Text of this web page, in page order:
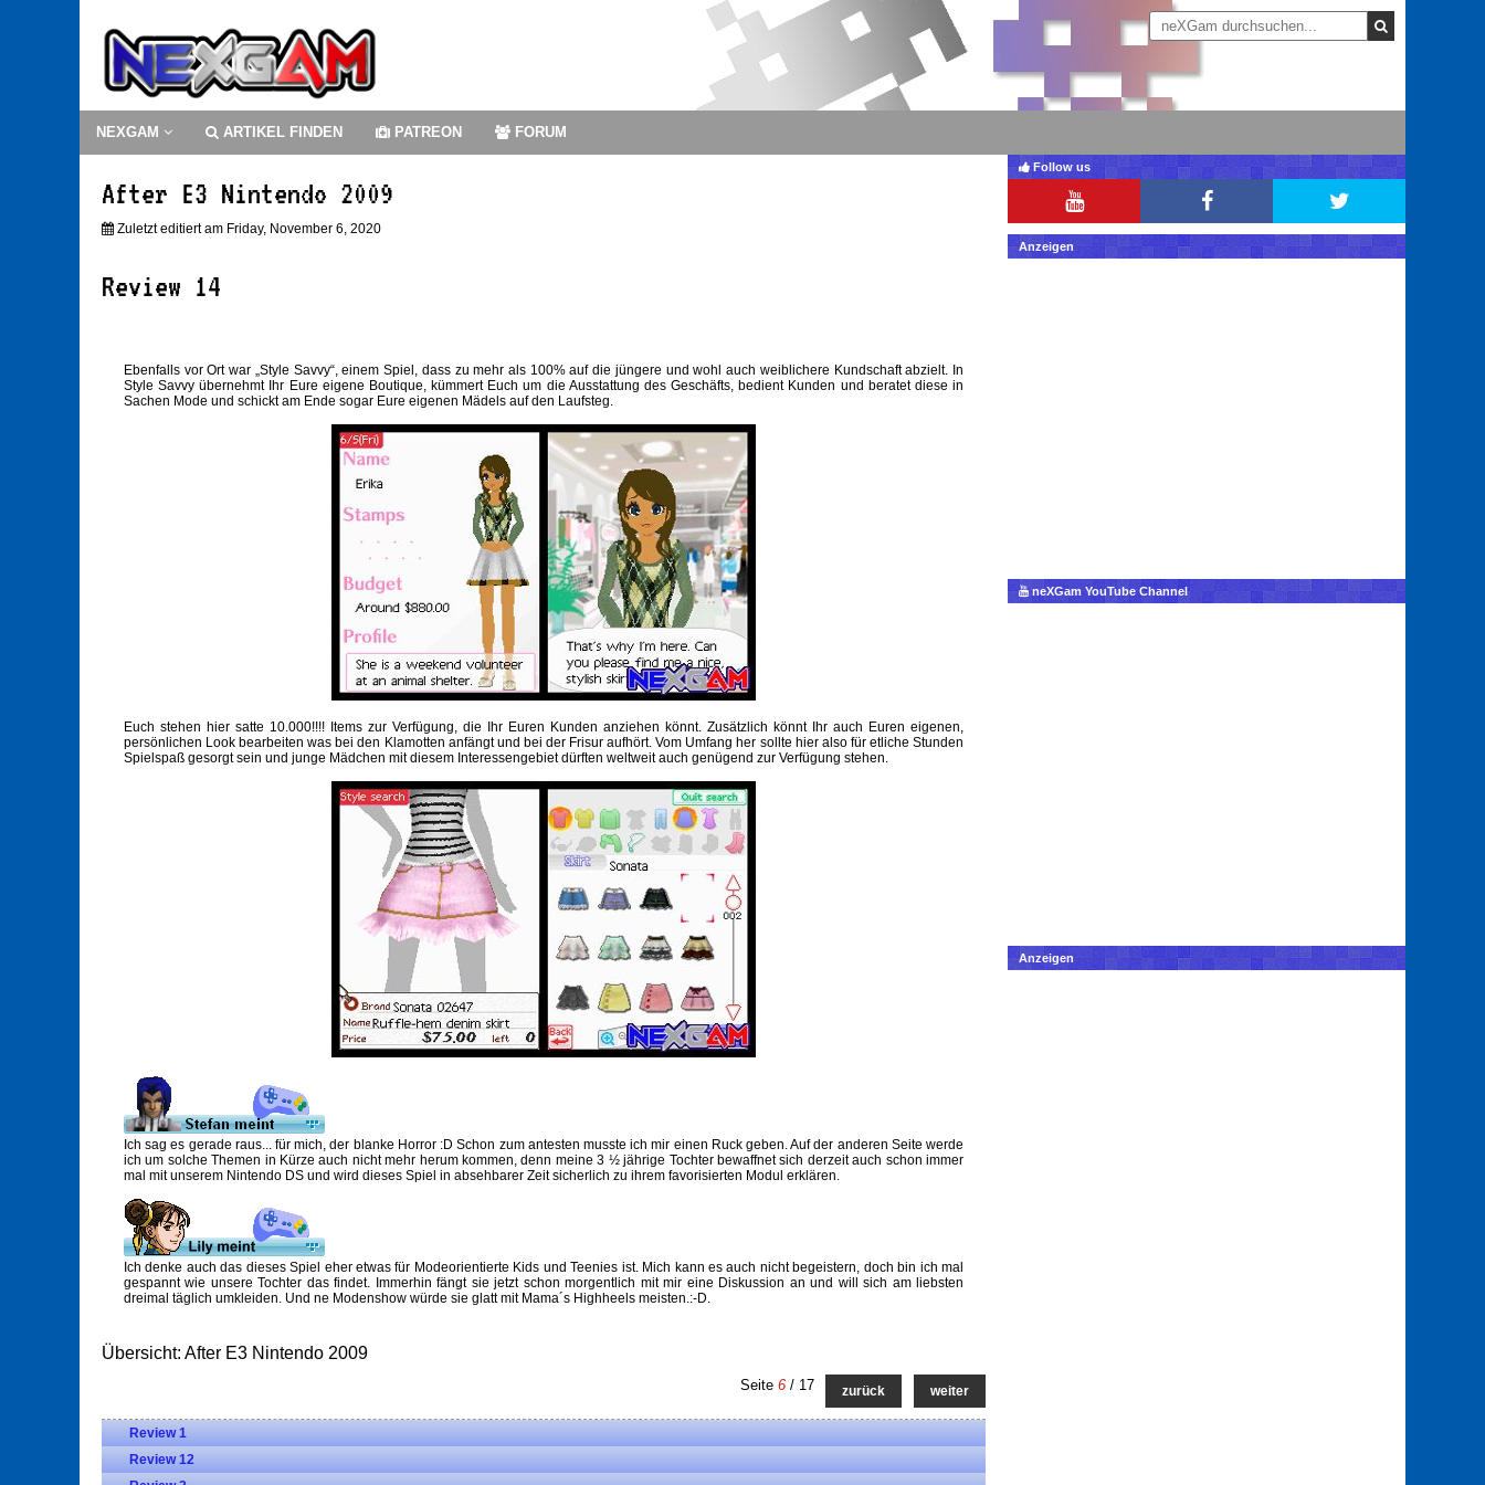
NEXGAM ARTIKEL FINDEN PATREON FORUM
After E3 Nintendo 2009
Zuletzt editiert am Friday, November 6, 2020
Review 14
Ebenfalls vor Ort war „Style Savvy“, einem Spiel, dass zu mehr als 100% auf die jüngere und wohl auch weiblichere Kundschaft abzielt. In
Style Savvy übernehmt Ihr Eure eigene Boutique, kümmert Euch um die Ausstattung des Geschäfts, bedient Kunden und beratet diese in
Sachen Mode und schickt am Ende sogar Eure eigenen Mädels auf den Laufsteg.
Euch stehen hier satte 10.000!!!! Items zur Verfügung, die Ihr Euren Kunden anziehen könnt. Zusätzlich könnt Ihr auch Euren eigenen,
persönlichen Look bearbeiten was bei den Klamotten anfängt und bei der Frisur aufhört. Vom Umfang her sollte hier also für etliche Stunden
Spielspaß gesorgt sein und junge Mädchen mit diesem Interessengebiet dürften weltweit auch genügend zur Verfügung stehen.
Ich sag es gerade raus... für mich, der blanke Horror :D Schon zum antesten musste ich mir einen Ruck geben. Auf der anderen Seite werde
ich um solche Themen in Kürze auch nicht mehr herum kommen, denn meine 3 ½ jährige Tochter bewaffnet sich derzeit auch schon immer
mal mit unserem Nintendo DS und wird dieses Spiel in absehbarer Zeit sicherlich zu ihrem favorisierten Modul erklären.
Ich denke auch das dieses Spiel eher etwas für Modeorientierte Kids und Teenies ist. Mich kann es auch nicht begeistern, doch bin ich mal
gespannt wie unsere Tochter das findet. Immerhin fängt sie jetzt schon morgentlich mit mir eine Diskussion an und will sich am liebsten
dreimal täglich umkleiden. Und ne Modenshow würde sie glatt mit Mama´s Highheels meisten.:-D.
Übersicht: After E3 Nintendo 2009
Seite 6 / 17 weiter
zurück
Review 1
Review 12
Follow us
Anzeigen
neXGam YouTube Channel
Anzeigen